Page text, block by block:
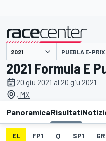
presentato da PUEBLA E-PRIX
2021 Formula E
20 giu 2021 al 20 giu 2021
, MX
PanoramicaRisultati
EL FP1 Q SP1